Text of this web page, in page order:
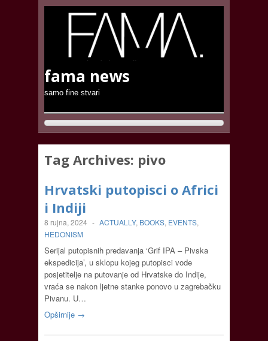
fama news
samo fine stvari
Tag Archives: pivo
Hrvatski putopisci o Africi
i Indiji
8 rujna, 2024 - ACTUALLY, BOOKS, EVENTS,
HEDONISM
Serijal putopisnih predavanja ‘Grif IPA – Pivska
ekspedicija’, u sklopu kojeg putopisci vode
posjetitelje na putovanje od Hrvatske do Indije,
vraća se nakon ljetne stanke ponovo u zagrebačku
Pivanu. U…
Opširnije →